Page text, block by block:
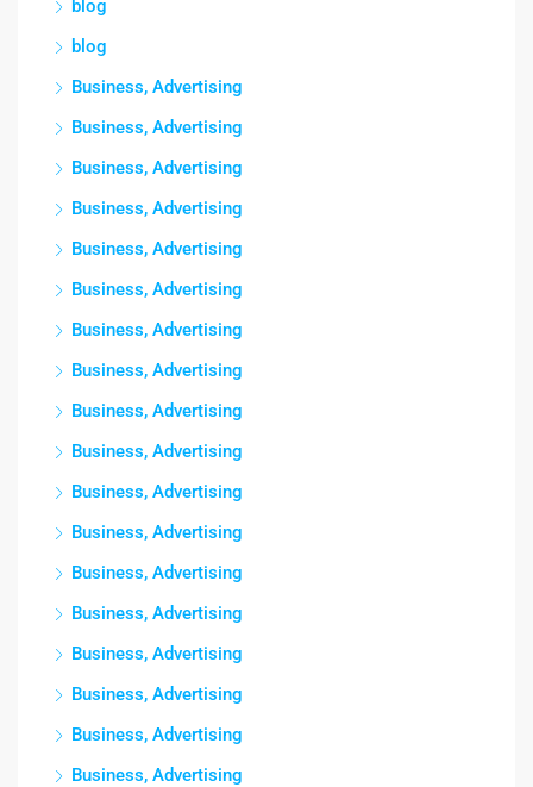
blog
blog
Business, Advertising
Business, Advertising
Business, Advertising
Business, Advertising
Business, Advertising
Business, Advertising
Business, Advertising
Business, Advertising
Business, Advertising
Business, Advertising
Business, Advertising
Business, Advertising
Business, Advertising
Business, Advertising
Business, Advertising
Business, Advertising
Business, Advertising
Business, Advertising